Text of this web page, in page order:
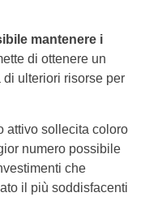
mantenere i
di ottenere un
ulteriori risorse per
attivo sollecita coloro
numero possibile
che
il più soddisfacenti